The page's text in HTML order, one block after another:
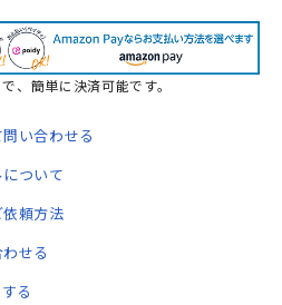
、簡単に決済可能です。
い合わせる
ついて
頼方法
せる
る